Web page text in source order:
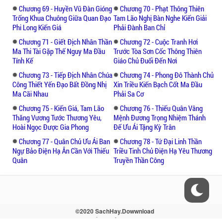
Chương 69 - Huyền Vũ Đàn Gióng
Trống Khua Chuông Giữa Quan Đạo
Phi Long Kiến Giá
Chương 70 - Phạt Thông Thiên
Tam Lão Nghị Bàn Nghe Kiến Giải
Phải Đành Ban Chỉ
Chương 71 - Giết Địch Nhân Thần
Ma Thi Tài Gặp Thế Nguy Ma Đầu
Tính Kế
Chương 72 - Cuộc Tranh Hơi
Trước Tòa Sơn Cốc Thông Thiên
Giáo Chủ Đuổi Đến Nơi
Chương 73 - Tiếp Địch Nhân Chúa
Công Thiết Yến Đạo Bất Đồng Nhị
Ma Cãi Nhau
Chương 74 - Phong Đô Thành Chủ
Xin Triều Kiến Bạch Cốt Ma Đầu
Phải Sa Cơ
Chương 75 - Kiến Giá, Tam Lão
Thăng Vương Tước Thương Yêu,
Hoài Ngọc Được Gia Phong
Chương 76 - Thiếu Quân Vâng
Mệnh Đương Trọng Nhiệm Thánh
Đế Ưu Ái Tặng Kỳ Trân
Chương 77 - Quân Chủ Ưu Ái Ban
Ngự Bảo Điện Hạ Ân Cần Với Thiếu
Quân
Chương 78 - Tứ Đại Linh Thần
Triều Tinh Chủ Điện Hạ Yêu Thương
Truyền Thần Công
©2020 SachHay.Dowwnload